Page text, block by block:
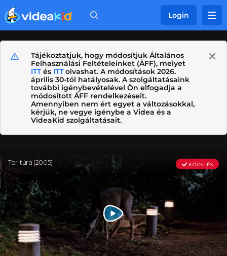
Login
Tájékoztatjuk, hogy módosítjuk Általános
Felhasználási Feltételeinket (ÁFF), melyet
ITTés ITTolvashat. A módosítások 2026.
április 30-tól hatályosak. A szolgáltatásaink
további igénybevételével Ön elfogadja a
módosított ÁFF rendelkezéseit.
Amennyiben nem ért egyet a változásokkal,
kérjük, ne vegye igénybe a Videa és a
VideaKid szolgáltatásait.